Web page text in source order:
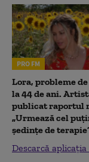
PRO FM
Lora, probleme
la 44 de ani.
publicat raportul
„Urmează cel
ședințe de
Descarcă